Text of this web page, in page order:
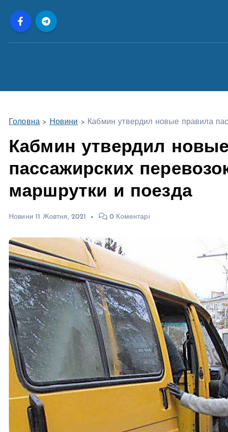
Головна > Новини > Кабмин утвердил новые правила
Кабмин утвердил
пассажирских
маршрутки и поезда
Новини 11 Жовтня, 2021 0 Коментарі